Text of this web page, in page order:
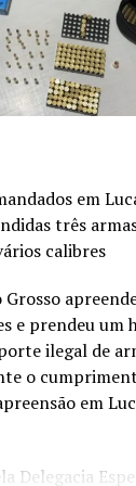
a poucas
ainda é
e o caso
em
três
calibres
e prendeu um
ilegal de
o
em
Delegacia